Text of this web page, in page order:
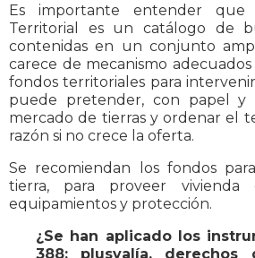
Es importante entender que
Territorial es un catálogo de
contenidas en un conjunto
carece de mecanismo
fondos territoriales para
puede pretender, con papel y
mercado de tierras y ordenar el
razón si no crece la oferta.
Se recomiendan los fondos
tierra, para proveer vivienda
equipamientos y protección.
¿Se han aplicado los
388: plusvalía,